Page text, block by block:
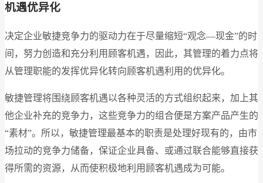
机遇优异化
决定企业敏捷竞争力的驱动力在于尽量缩短“观念—现金”的时
间，努力创造和充分利用顾客机遇，因此，其管理的着力点将
从管理职能的发挥优异化转向顾客机遇利用的优异化。
敏捷管理将围绕顾客机遇以各种灵活的方式组织起来，加上其
他企业补充的竞争力，这些竞争力的组合便是方案产品产生的
“素材”。所以，敏捷管理最基本的职责是处理好现有的，由市
场拉动的竞争力储备，保证企业具备、或通过联合能够直接获
得所需的资源，从而使积极地利用顾客机遇成为可能。